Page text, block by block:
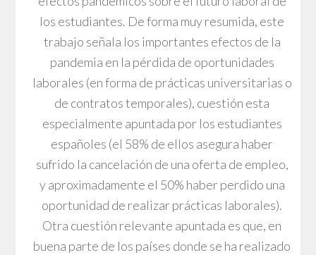
los estudiantes. De forma muy resumida, este
trabajo señala los importantes efectos de la
pandemia en la pérdida de oportunidades
laborales (en forma de prácticas universitarias o
de contratos temporales), cuestión esta
especialmente apuntada por los estudiantes
españoles (el 58% de ellos asegura haber
sufrido la cancelación de una oferta de empleo,
y aproximadamente el 50% haber perdido una
oportunidad de realizar prácticas laborales).
Otra cuestión relevante apuntada es que, en
buena parte de los países donde se ha realizado